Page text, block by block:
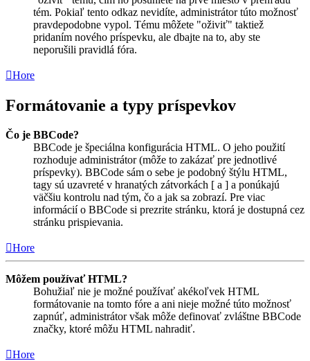
tém. Pokiaľ tento odkaz nevidíte, administrátor túto možnosť
pravdepodobne vypol. Tému môžete "oživiť" taktiež
pridaním nového príspevku, ale dbajte na to, aby ste
neporušili pravidlá fóra.
Hore
Formátovanie a typy príspevkov
Čo je BBCode?
BBCode je špeciálna konfigurácia HTML. O jeho použití
rozhoduje administrátor (môže to zakázať pre jednotlivé
príspevky). BBCode sám o sebe je podobný štýlu HTML,
tagy sú uzavreté v hranatých zátvorkách [ a ] a ponúkajú
väčšiu kontrolu nad tým, čo a jak sa zobrazí. Pre viac
informácií o BBCode si prezrite stránku, ktorá je dostupná cez
stránku prispievania.
Hore
Môžem používať HTML?
Bohužiaľ nie je možné používať akékoľvek HTML
formátovanie na tomto fóre a ani nieje možné túto možnosť
zapnúť, administrátor však môže definovať zvláštne BBCode
značky, ktoré môžu HTML nahradiť.
Hore